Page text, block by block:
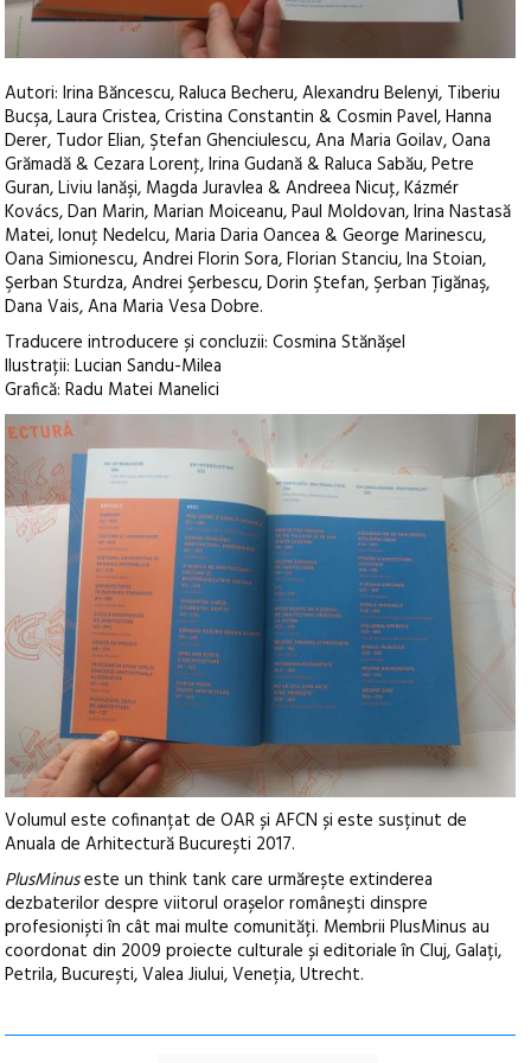
Autori: Irina Băncescu, Raluca Becheru, Alexandru Belenyi, Tiberiu
Bucşa, Laura Cristea, Cristina Constantin & Cosmin Pavel, Hanna
Derer, Tudor Elian, Ştefan Ghenciulescu, Ana Maria Goilav, Oana
Grămadă & Cezara Lorenţ, Irina Gudană & Raluca Sabău, Petre
Guran, Liviu Ianăşi, Magda Juravlea & Andreea Nicuţ, Kázmér
Kovács, Dan Marin, Marian Moiceanu, Paul Moldovan, Irina Nastasă
Matei, Ionuţ Nedelcu, Maria Daria Oancea & George Marinescu,
Oana Simionescu, Andrei Florin Sora, Florian Stanciu, Ina Stoian,
Şerban Sturdza, Andrei Şerbescu, Dorin Ştefan, Şerban Ţigănaş,
Dana Vais, Ana Maria Vesa Dobre.
Traducere introducere și concluzii: Cosmina Stănășel
Ilustrații: Lucian Sandu-Milea
Grafică: Radu Matei Manelici
Volumul este cofinanțat de OAR și AFCN și este susținut de
Anuala de Arhitectură București 2017.
PlusMinuseste un think tank care urmărește extinderea
dezbaterilor despre viitorul orașelor românești dinspre
profesioniști în cât mai multe comunități. Membrii PlusMinus au
coordonat din 2009 proiecte culturale și editoriale în Cluj, Galați,
Petrila, București, Valea Jiului, Veneția, Utrecht.